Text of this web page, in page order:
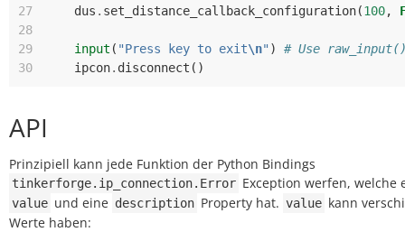
27
dus . set_distance_callback_configuration(100,
28
29
input ( "Press key to exit\n" )
# Use
30
ipcon. disconnect ()
API
Prinzipiell kann jede Funktion der Python Bindings
tinkerforge.ip_connection.Error Exception werfen, welche
value und eine description Property hat. value kann
Werte haben: